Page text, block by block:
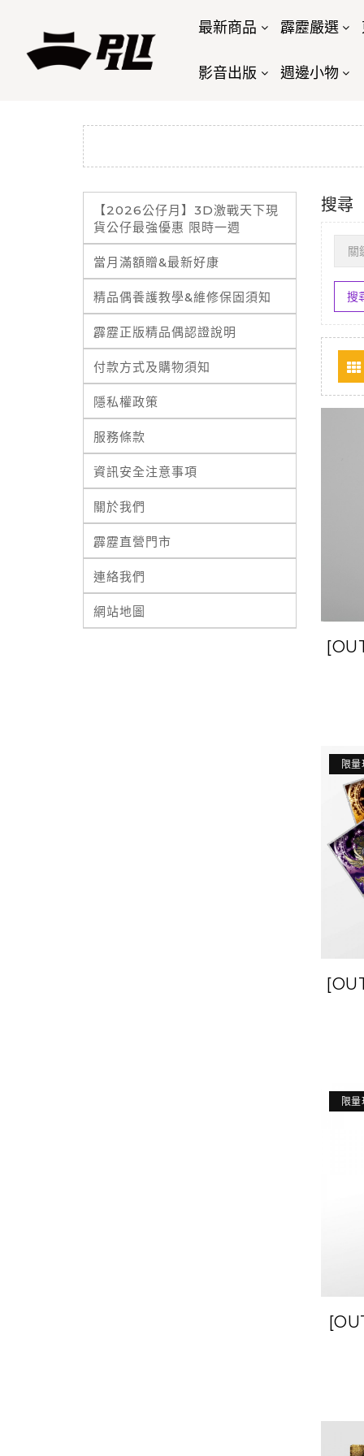
最新商品 霹靂嚴選
影音出版 週邊小物
【2026公仔月】3D激戰天下現
貨公仔最強優惠 限時一週
當月滿額贈&最新好康
精品偶養護教學&維修保固須知
霹靂正版精品偶認證說明
付款方式及購物須知
隱私權政策
服務條款
資訊安全注意事項
關於我們
霹靂直營門市
連絡我們
網站地圖
搜尋
限
限